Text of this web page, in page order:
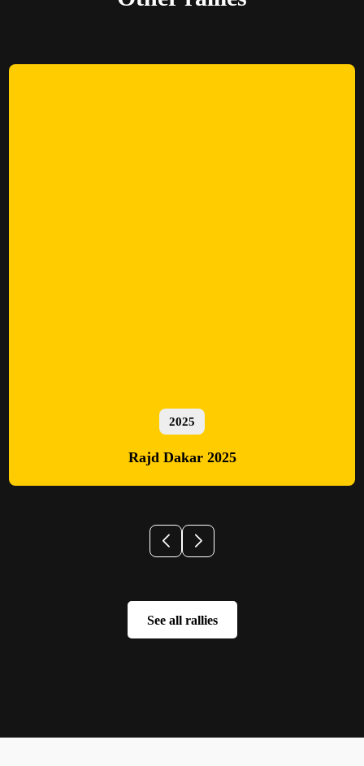
2025
Rajd Dakar 2025
See all rallies
See all rallies